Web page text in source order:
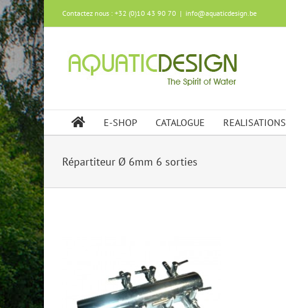
Skip
to
content
Contactez nous : +32 (0)10 43 90 70 | info@aquaticdesign.be
E-SHOP CATALOGUE REALISATIONS
Répartiteur Ø 6mm 6 sorties